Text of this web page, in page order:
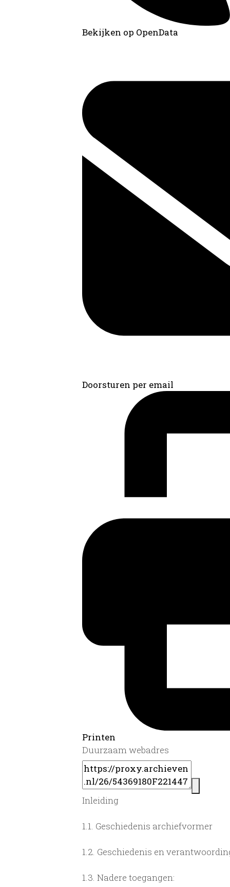
Bekijken op OpenData
Doorsturen per email
Printen
Duurzaam webadres
Inleiding
1.1. Geschiedenis archiefvormer
1.2. Geschiedenis en
1.3. Nadere toegangen: